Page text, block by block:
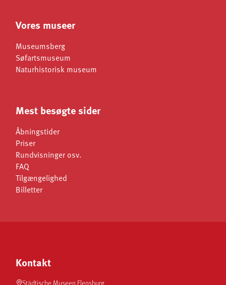
Vores museer
Museumsberg
Søfartsmuseum
Naturhistorisk museum
Mest besøgte sider
Åbningstider
Priser
Rundvisninger osv.
FAQ
Tilgængelighed
Billetter
Kontakt
Städtische Museen Flensburg